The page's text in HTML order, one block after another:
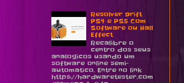
Resolver Drift
PS4 e PS5 Com
Software ou Hall
Effect
Recalibre o
centro dos seus
analogicos usando um
software online semi-
automatico. Entre no link
https://hardwaretester.com